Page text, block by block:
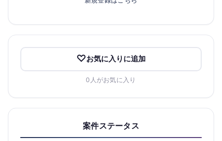
お気に入りに追加
0人がお気に入り
案件ステータス